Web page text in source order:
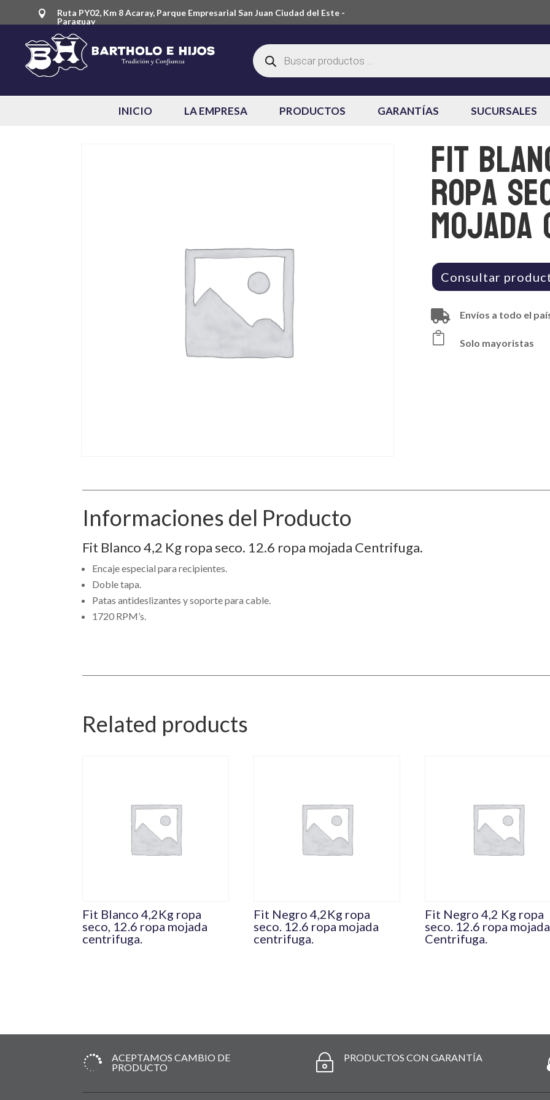

Ruta PY02, Km 8 Acaray, Parque Empresarial San Juan Ciudad del Este -
Paraguay
Búsqueda
de
productos
INICIO LA EMPRESA PRODUCTOS GARANTÍAS SUCURSALES
Fit
ropa
Consultar
 Envíos a todo el
 Solo mayoristas
Informaciones del Producto
Fit Blanco 4,2 Kg ropa seco. 12.6 ropa mojada Centrifuga.
Encaje especial para recipientes.
Doble tapa.
Patas antideslizantes y soporte para cable.
1720 RPM’s.
Related products
Fit Blanco 4,2Kg ropa
seco, 12.6 ropa mojada
centrifuga.
Fit Negro 4,2Kg ropa
seco. 12.6 ropa mojada
centrifuga.
Fit Negro 4,2 Kg ropa
seco. 12.6 ropa mojada
Centrifuga.

ACEPTAMOS CAMBIO DE
PRODUCTO
~ PRODUCTOS CON GARANTÍA